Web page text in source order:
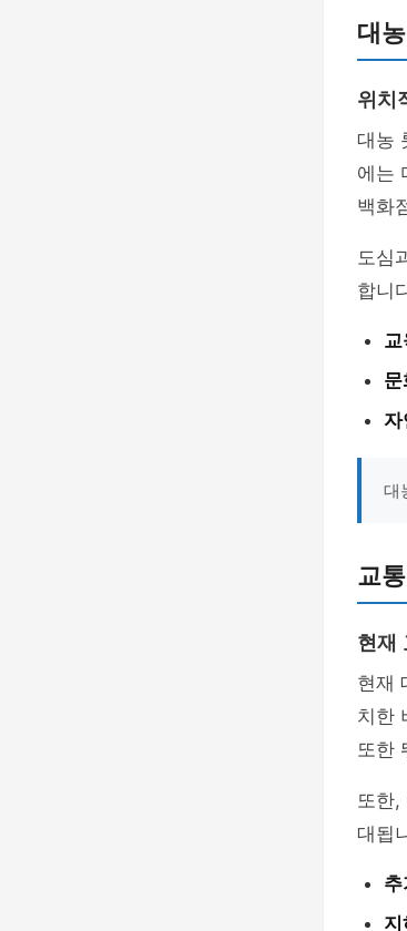
대
위치
대농
에는
백화
도심
합니
교
대
교
현재
현재
치한
또한
또한,
대됩
지